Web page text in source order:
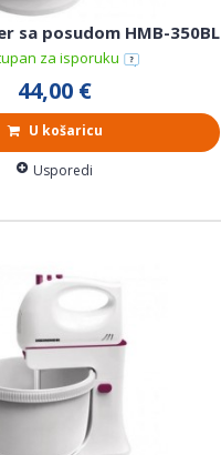
sa posudom HMB-350BL
za isporuku
44,00 €
U košaricu
Usporedi